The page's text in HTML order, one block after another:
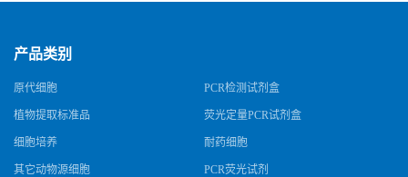
产品类别
原代细胞 PCR检测试剂盒
植物提取标准品 荧光定量PCR试剂盒
细胞培养 耐药细胞
其它动物源细胞 PCR荧光试剂